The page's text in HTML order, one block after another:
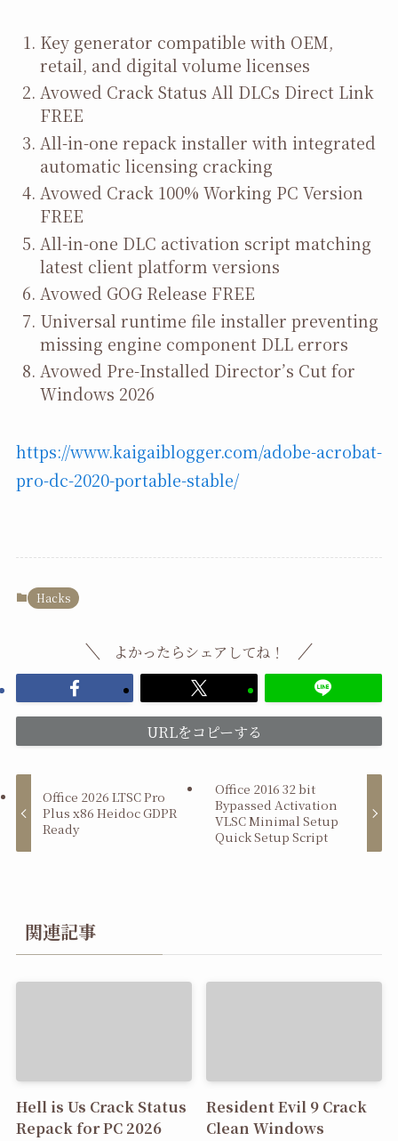
Key generator compatible with OEM,
retail, and digital volume licenses
Avowed Crack Status All DLCs Direct Link
FREE
All-in-one repack installer with integrated
automatic licensing cracking
Avowed Crack 100% Working PC Version
FREE
All-in-one DLC activation script matching
latest client platform versions
Avowed GOG Release FREE
Universal runtime file installer preventing
missing engine component DLL errors
Avowed Pre-Installed Director’s Cut for
Windows 2026
https://www.kaigaiblogger.com/adobe-acrobat-
pro-dc-2020-portable-stable/
Hacks
よかったらシェアしてね！
URLをコピーする
Office 2026 LTSC Pro
Plus x86 Heidoc GDPR
Ready
Office 2016 32 bit
Bypassed Activation
VLSC Minimal Setup
Quick Setup Script
関連記事
Hell is Us Crack Status
Repack for PC 2026
Resident Evil 9 Crack
Clean Windows